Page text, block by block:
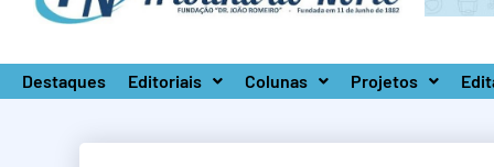
Destaques Editoriais Colunas Projetos